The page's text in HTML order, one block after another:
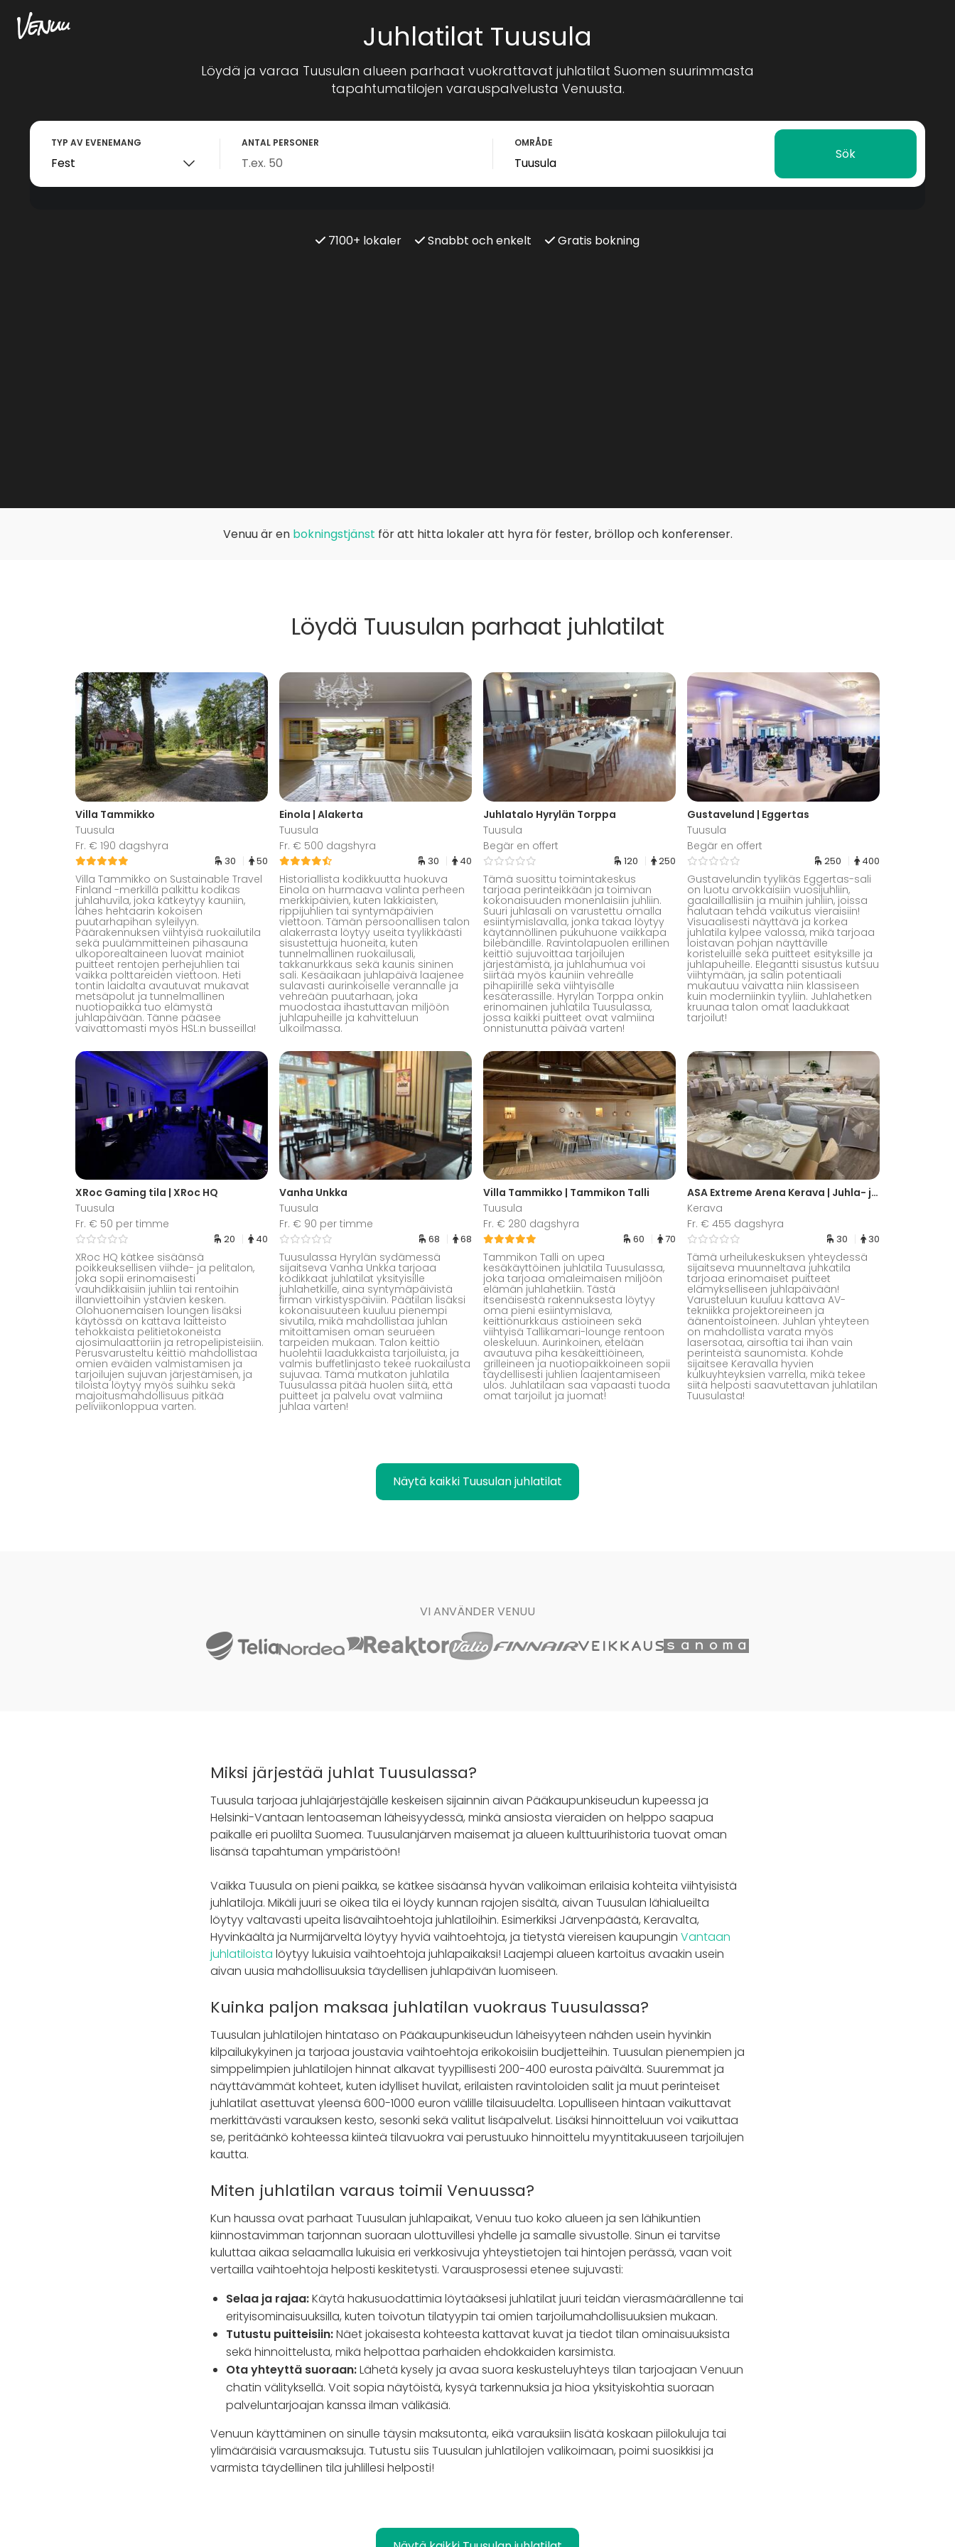
Juhlatilat Tuusula
Löydä ja varaa Tuusulan alueen parhaat vuokrattavat juhlatilat Suomen suurimmasta
tapahtumatilojen varauspalvelusta Venuusta.
TYP AV EVENEMANG ANTAL PERSONER OMRÅDE
Sök
7100+ lokaler Snabbt och enkelt Gratis bokning
Venuu är en bokningstjänst för att hitta lokaler att hyra för fester, bröllop och konferenser.
Löydä Tuusulan parhaat juhlatilat
Villa Tammikko
Tuusula
Fr. € 190 dagshyra
30 50
Villa Tammikko on Sustainable Travel
Finland -merkillä palkittu kodikas
juhlahuvila, joka kätkeytyy kauniin,
lähes hehtaarin kokoisen
puutarhapihan syleilyyn.
Päärakennuksen viihtyisä ruokailutila
sekä puulämmitteinen pihasauna
ulkoporealtaineen luovat mainiot
puitteet rentojen perhejuhlien tai
vaikka polttareiden viettoon. Heti
tontin laidalta avautuvat mukavat
metsäpolut ja tunnelmallinen
nuotiopaikka tuo elämystä
juhlapäivään. Tänne pääsee
vaivattomasti myös HSL:n busseilla!
Einola | Alakerta
Tuusula
Fr. € 500 dagshyra
30 40
Historiallista kodikkuutta huokuva
Einola on hurmaava valinta perheen
merkkipäivien, kuten lakkiaisten,
rippijuhlien tai syntymäpäivien
viettoon. Tämän persoonallisen talon
alakerrasta löytyy useita tyylikkäästi
sisustettuja huoneita, kuten
tunnelmallinen ruokailusali,
takkanurkkaus sekä kaunis sininen
sali. Kesäaikaan juhlapäivä laajenee
sulavasti aurinkoiselle verannalle ja
vehreään puutarhaan, joka
muodostaa ihastuttavan miljöön
juhlapuheille ja kahvitteluun
ulkoilmassa.
Juhlatalo Hyrylän Torppa
Tuusula
Begär en offert
120 250
Tämä suosittu toimintakeskus
tarjoaa perinteikkään ja toimivan
kokonaisuuden monenlaisiin juhliin.
Suuri juhlasali on varustettu omalla
esiintymislavalla, jonka takaa löytyy
käytännöllinen pukuhuone vaikkapa
bilebändille. Ravintolapuolen erillinen
keittiö sujuvoittaa tarjoilujen
järjestämistä, ja juhlahumua voi
siirtää myös kauniin vehreälle
pihapiirille sekä viihtyisälle
kesäterassille. Hyrylän Torppa onkin
erinomainen juhlatila Tuusulassa,
jossa kaikki puitteet ovat valmiina
onnistunutta päivää varten!
Gustavelund | Eggertas
Tuusula
Begär en offert
250 400
Gustavelundin tyylikäs Eggertas-sali
on luotu arvokkaisiin vuosijuhliin,
gaalaillallisiin ja muihin juhliin, joissa
halutaan tehdä vaikutus vieraisiin!
Visuaalisesti näyttävä ja korkea
juhlatila kylpee valossa, mikä tarjoaa
loistavan pohjan näyttäville
koristeluille sekä puitteet esityksille ja
juhlapuheille. Elegantti sisustus kutsuu
viihtymään, ja salin potentiaali
mukautuu vaivatta niin klassiseen
kuin moderniinkin tyyliin. Juhlahetken
kruunaa talon omat laadukkaat
tarjoilut!
XRoc Gaming tila | XRoc HQ
Tuusula
Fr. € 50 per timme
20 40
XRoc HQ kätkee sisäänsä
poikkeuksellisen viihde- ja pelitalon,
joka sopii erinomaisesti
vauhdikkaisiin juhliin tai rentoihin
illanviettoihin ystävien kesken.
Olohuonemaisen loungen lisäksi
käytössä on kattava laitteisto
tehokkaista pelitietokoneista
ajosimulaattoriin ja retropelipisteisiin.
Perusvarusteltu keittiö mahdollistaa
omien eväiden valmistamisen ja
tarjoilujen sujuvan järjestämisen, ja
tiloista löytyy myös suihku sekä
majoitusmahdollisuus pitkää
peliviikonloppua varten.
Vanha Unkka
Tuusula
Fr. € 90 per timme
68 68
Tuusulassa Hyrylän sydämessä
sijaitseva Vanha Unkka tarjoaa
kodikkaat juhlatilat yksityisille
juhlahetkille, aina syntymäpäivistä
firman virkistyspäiviin. Päätilan lisäksi
kokonaisuuteen kuuluu pienempi
sivutila, mikä mahdollistaa juhlan
mitoittamisen oman seurueen
tarpeiden mukaan. Talon keittiö
huolehtii laadukkaista tarjoiluista, ja
valmis buffetlinjasto tekee ruokailusta
sujuvaa. Tämä mutkaton juhlatila
Tuusulassa pitää huolen siitä, että
puitteet ja palvelu ovat valmiina
juhlaa varten!
Villa Tammikko | Tammikon Talli
Tuusula
Fr. € 280 dagshyra
60 70
Tammikon Talli on upea
kesäkäyttöinen juhlatila Tuusulassa,
joka tarjoaa omaleimaisen miljöön
elämän juhlahetkiin. Tästä
itsenäisestä rakennuksesta löytyy
oma pieni esiintymislava,
keittiönurkkaus astioineen sekä
viihtyisä Tallikamari-lounge rentoon
oleskeluun. Aurinkoinen, etelään
avautuva piha kesäkeittiöineen,
grilleineen ja nuotiopaikkoineen sopii
täydellisesti juhlien laajentamiseen
ulos. Juhlatilaan saa vapaasti tuoda
omat tarjoilut ja juomat!
ASA Extreme Arena Kerava | Juhla- ja kokoustila
Kerava
Fr. € 455 dagshyra
30 30
Tämä urheilukeskuksen yhteydessä
sijaitseva muunneltava juhkatila
tarjoaa erinomaiset puitteet
elämykselliseen juhlapäivään!
Varusteluun kuuluu kattava AV-
tekniikka projektoreineen ja
äänentoistoineen. Juhlan yhteyteen
on mahdollista varata myös
lasersotaa, airsoftia tai ihan vain
perinteistä saunomista. Kohde
sijaitsee Keravalla hyvien
kulkuyhteyksien varrella, mikä tekee
siitä helposti saavutettavan juhlatilan
Tuusulasta!
Näytä kaikki Tuusulan juhlatilat
VI ANVÄNDER VENUU
Miksi järjestää juhlat Tuusulassa?
Tuusula tarjoaa juhlajärjestäjälle keskeisen sijainnin aivan Pääkaupunkiseudun kupeessa ja
Helsinki-Vantaan lentoaseman läheisyydessä, minkä ansiosta vieraiden on helppo saapua
paikalle eri puolilta Suomea. Tuusulanjärven maisemat ja alueen kulttuurihistoria tuovat oman
lisänsä tapahtuman ympäristöön!
Vaikka Tuusula on pieni paikka, se kätkee sisäänsä hyvän valikoiman erilaisia kohteita viihtyisistä
juhlatiloja. Mikäli juuri se oikea tila ei löydy kunnan rajojen sisältä, aivan Tuusulan lähialueilta
löytyy valtavasti upeita lisävaihtoehtoja juhlatiloihin. Esimerkiksi Järvenpäästä, Keravalta,
Hyvinkäältä ja Nurmijärveltä löytyy hyviä vaihtoehtoja, ja tietystä viereisen kaupungin Vantaan
juhlatiloista löytyy lukuisia vaihtoehtoja juhlapaikaksi! Laajempi alueen kartoitus avaakin usein
aivan uusia mahdollisuuksia täydellisen juhlapäivän luomiseen.
Kuinka paljon maksaa juhlatilan vuokraus Tuusulassa?
Tuusulan juhlatilojen hintataso on Pääkaupunkiseudun läheisyyteen nähden usein hyvinkin
kilpailukykyinen ja tarjoaa joustavia vaihtoehtoja erikokoisiin budjetteihin. Tuusulan pienempien ja
simppelimpien juhlatilojen hinnat alkavat tyypillisesti 200-400 eurosta päivältä. Suuremmat ja
näyttävämmät kohteet, kuten idylliset huvilat, erilaisten ravintoloiden salit ja muut perinteiset
juhlatilat asettuvat yleensä 600-1000 euron välille tilaisuudelta. Lopulliseen hintaan vaikuttavat
merkittävästi varauksen kesto, sesonki sekä valitut lisäpalvelut. Lisäksi hinnoitteluun voi vaikuttaa
se, peritäänkö kohteessa kiinteä tilavuokra vai perustuuko hinnoittelu myyntitakuuseen tarjoilujen
kautta.
Miten juhlatilan varaus toimii Venuussa?
Kun haussa ovat parhaat Tuusulan juhlapaikat, Venuu tuo koko alueen ja sen lähikuntien
kiinnostavimman tarjonnan suoraan ulottuvillesi yhdelle ja samalle sivustolle. Sinun ei tarvitse
kuluttaa aikaa selaamalla lukuisia eri verkkosivuja yhteystietojen tai hintojen perässä, vaan voit
vertailla vaihtoehtoja helposti keskitetysti. Varausprosessi etenee sujuvasti:
Selaa ja rajaa:Käytä hakusuodattimia löytääksesi juhlatilat juuri teidän vierasmäärällenne tai
erityisominaisuuksilla, kuten toivotun tilatyypin tai omien tarjoilumahdollisuuksien mukaan.
Tutustu puitteisiin:Näet jokaisesta kohteesta kattavat kuvat ja tiedot tilan ominaisuuksista
sekä hinnoittelusta, mikä helpottaa parhaiden ehdokkaiden karsimista.
Ota yhteyttä suoraan:Lähetä kysely ja avaa suora keskusteluyhteys tilan tarjoajaan Venuun
chatin välityksellä. Voit sopia näytöistä, kysyä tarkennuksia ja hioa yksityiskohtia suoraan
palveluntarjoajan kanssa ilman välikäsiä.
Venuun käyttäminen on sinulle täysin maksutonta, eikä varauksiin lisätä koskaan piilokuluja tai
ylimääräisiä varausmaksuja. Tutustu siis Tuusulan juhlatilojen valikoimaan, poimi suosikkisi ja
varmista täydellinen tila juhlillesi helposti!